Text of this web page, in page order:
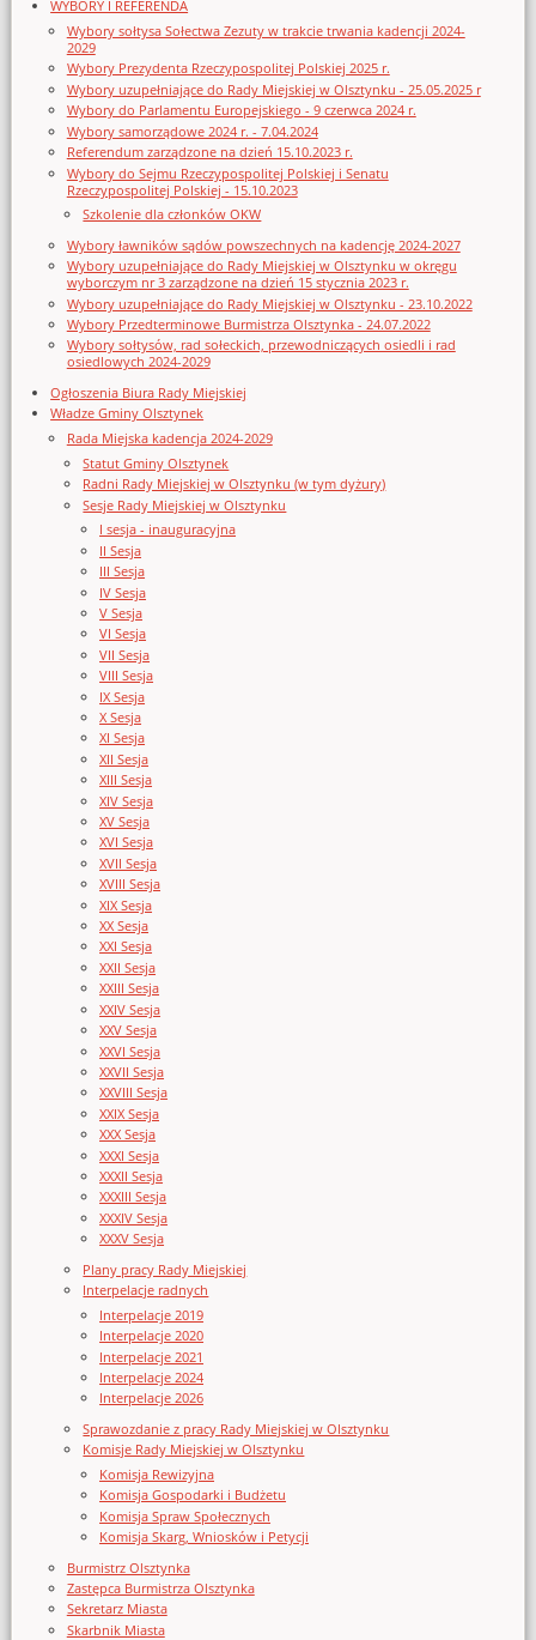
WYBORY I REFERENDA
Wybory sołtysa Sołectwa Zezuty w trakcie trwania kadencji 2024-
2029
Wybory Prezydenta Rzeczypospolitej Polskiej 2025 r.
Wybory uzupełniające do Rady Miejskiej w Olsztynku - 25.05.2025 r
Wybory do Parlamentu Europejskiego - 9 czerwca 2024 r.
Wybory samorządowe 2024 r. - 7.04.2024
Referendum zarządzone na dzień 15.10.2023 r.
Wybory do Sejmu Rzeczypospolitej Polskiej i Senatu
Rzeczypospolitej Polskiej - 15.10.2023
Szkolenie dla członków OKW
Wybory ławników sądów powszechnych na kadencję 2024-2027
Wybory uzupełniające do Rady Miejskiej w Olsztynku w okręgu
wyborczym nr 3 zarządzone na dzień 15 stycznia 2023 r.
Wybory uzupełniające do Rady Miejskiej w Olsztynku - 23.10.2022
Wybory Przedterminowe Burmistrza Olsztynka - 24.07.2022
Wybory sołtysów, rad sołeckich, przewodniczących osiedli i rad
osiedlowych 2024-2029
Ogłoszenia Biura Rady Miejskiej
Władze Gminy Olsztynek
Rada Miejska kadencja 2024-2029
Statut Gminy Olsztynek
Radni Rady Miejskiej w Olsztynku (w tym dyżury)
Sesje Rady Miejskiej w Olsztynku
I sesja - inauguracyjna
II Sesja
III Sesja
IV Sesja
V Sesja
VI Sesja
VII Sesja
VIII Sesja
IX Sesja
X Sesja
XI Sesja
XII Sesja
XIII Sesja
XIV Sesja
XV Sesja
XVI Sesja
XVII Sesja
XVIII Sesja
XIX Sesja
XX Sesja
XXI Sesja
XXII Sesja
XXIII Sesja
XXIV Sesja
XXV Sesja
XXVI Sesja
XXVII Sesja
XXVIII Sesja
XXIX Sesja
XXX Sesja
XXXI Sesja
XXXII Sesja
XXXIII Sesja
XXXIV Sesja
XXXV Sesja
Plany pracy Rady Miejskiej
Interpelacje radnych
Interpelacje 2019
Interpelacje 2020
Interpelacje 2021
Interpelacje 2024
Interpelacje 2026
Sprawozdanie z pracy Rady Miejskiej w Olsztynku
Komisje Rady Miejskiej w Olsztynku
Komisja Rewizyjna
Komisja Gospodarki i Budżetu
Komisja Spraw Społecznych
Komisja Skarg, Wniosków i Petycji
Burmistrz Olsztynka
Zastępca Burmistrza Olsztynka
Sekretarz Miasta
Skarbnik Miasta